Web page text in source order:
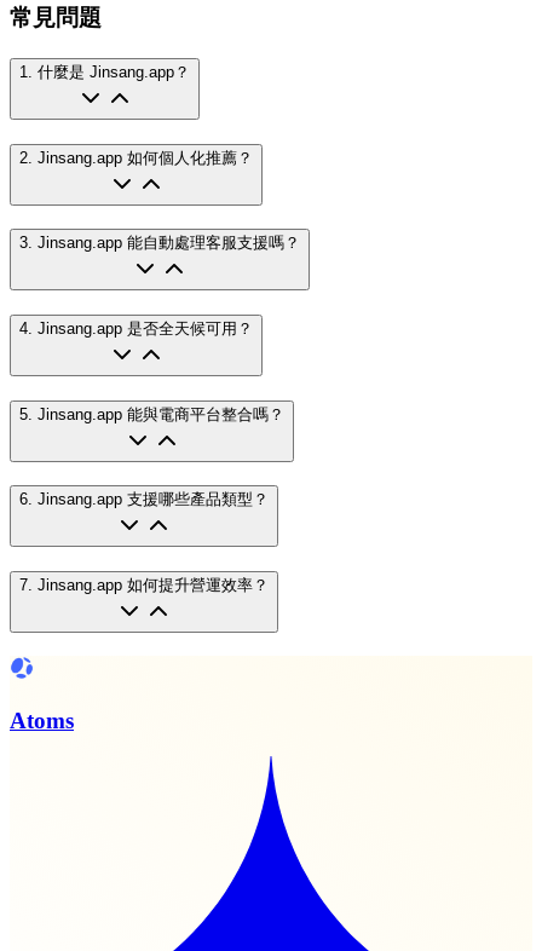
常見問題
1 什麼是 Jinsang.app？
2 Jinsang.app 如何個人化推薦？
3. Jinsang.app 能自動處理客服支援嗎？
4 Jinsang.app 是否全天候可用？
5 Jinsang.app 能與電商平台整合嗎？
6. Jinsang.app 支援哪些產品類型？
7. Jinsang.app 如何提升營運效率？
Atoms